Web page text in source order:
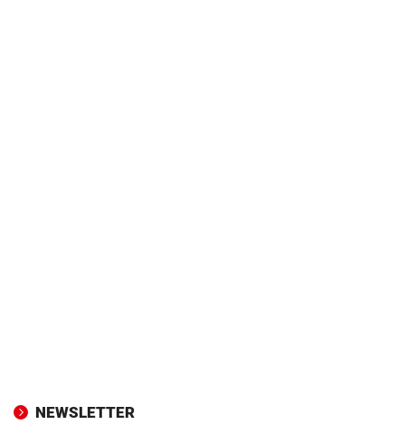
NEWSLETTER